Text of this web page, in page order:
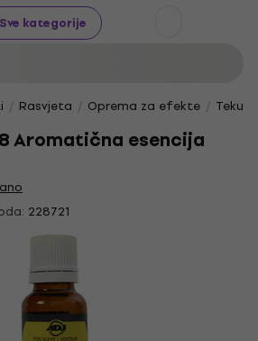
Sve kategorije
Rasvjeta Oprema za efekte
Aromatična esencija
228721